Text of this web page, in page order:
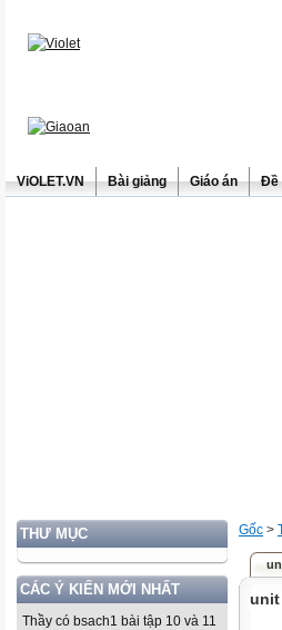
ViOLET.VN Bài giảng Giáo án Đề
THƯ MỤC
CÁC Ý KIẾN MỚI NHẤT
Thầy có bsach1 bài tập 10 và 11
Gốc >
unit